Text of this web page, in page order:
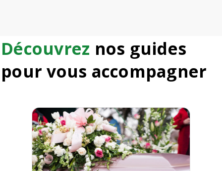
Découvrez nos guides
pour vous accompagner